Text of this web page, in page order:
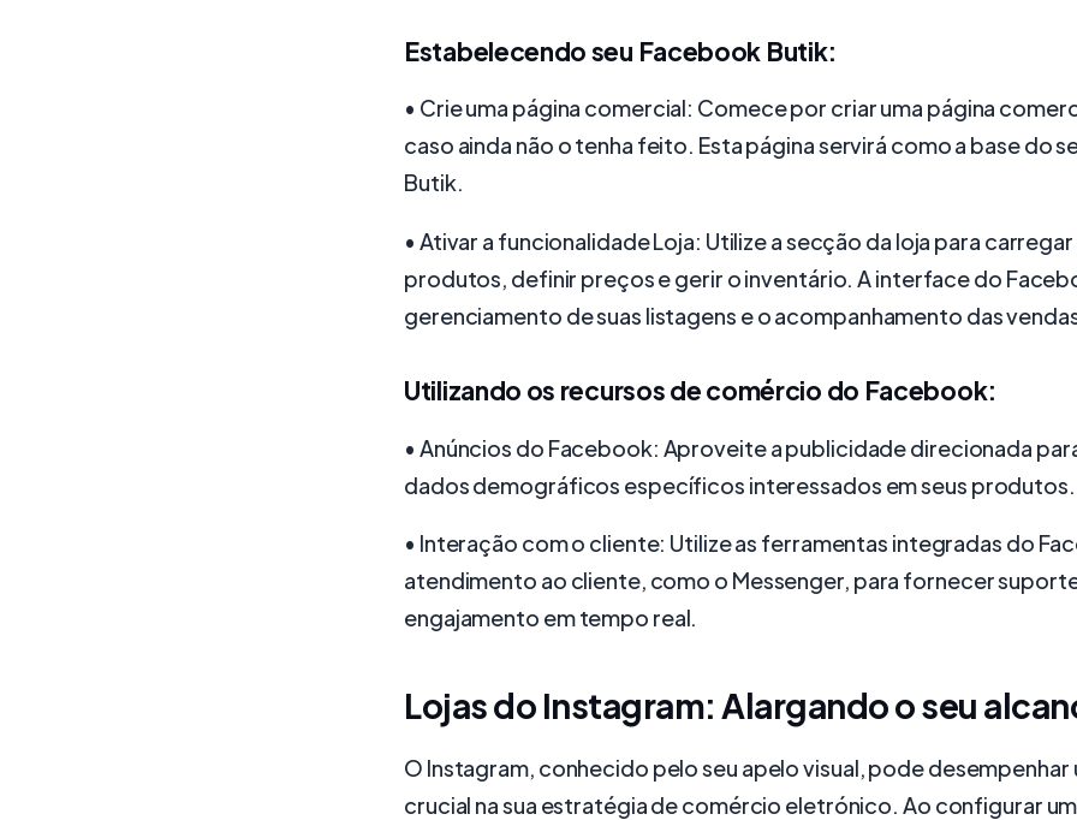
Estabelecendo seu Facebook Butik:
• Crie uma página comercial: Comece por criar uma página
caso ainda não o tenha feito. Esta página servirá como a base do
Butik.
• Ativar a funcionalidade Loja: Utilize a secção da loja para carregar
produtos, definir preços e gerir o inventário. A interface do
gerenciamento de suas listagens e o acompanhamento das
Utilizando os recursos de comércio do Facebook:
• Anúncios do Facebook: Aproveite a publicidade direcionada
dados demográficos específicos interessados em seus produtos.
• Interação com o cliente: Utilize as ferramentas integradas do
atendimento ao cliente, como o Messenger, para fornecer
engajamento em tempo real.
Lojas do Instagram: Alargando o seu
O Instagram, conhecido pelo seu apelo visual, pode desempenhar
crucial na sua estratégia de comércio eletrónico. Ao configurar